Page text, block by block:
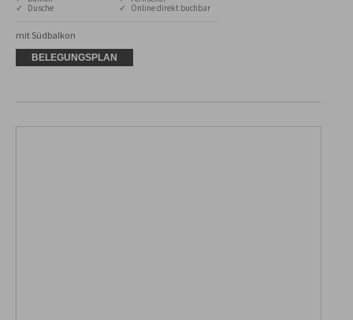
✓ Dusche
✓ Online direkt buchbar
mit Südbalkon
BELEGUNGSPLAN